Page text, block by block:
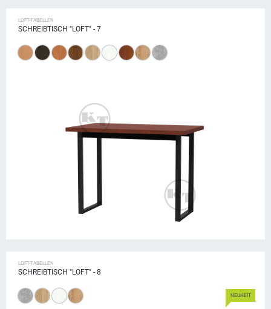
LOFT-TABELLEN
SCHREIBTISCH "LOFT" - 7
LOFT-TABELLEN
SCHREIBTISCH "LOFT" - 8
NEUHEIT